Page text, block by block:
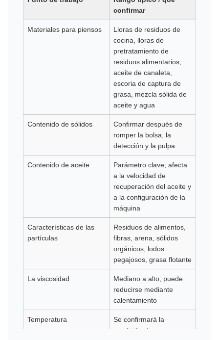
confirmar
Materiales para piensos
Lloras de residuos de
cocina, lloras de
pretratamiento de
residuos alimentarios,
aceite de canaleta,
escoria de captura de
grasa, mezcla sólida de
aceite y agua
Contenido de sólidos
Confirmar después de
romper la bolsa, la
detección y la pulpa
Contenido de aceite
Parámetro clave; afecta
a la velocidad de
recuperación del aceite y
a la configuración de la
máquina
Características de las
partículas
Residuos de alimentos,
fibras, arena, sólidos
orgánicos, lodos
pegajosos, grasa flotante
La viscosidad
Mediano a alto; puede
reducirse mediante
calentamiento
Temperatura
Se confirmará la
condición de